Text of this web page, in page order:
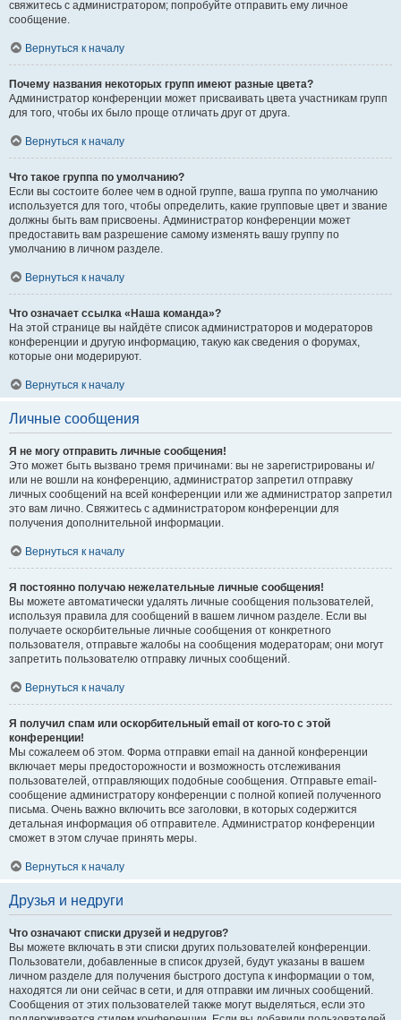
свяжитесь с администратором; попробуйте отправить ему личное
сообщение.
Вернуться к началу
Почему названия некоторых групп имеют разные цвета?
Администратор конференции может присваивать цвета участникам групп
для того, чтобы их было проще отличать друг от друга.
Вернуться к началу
Что такое группа по умолчанию?
Если вы состоите более чем в одной группе, ваша группа по умолчанию
используется для того, чтобы определить, какие групповые цвет и звание
должны быть вам присвоены. Администратор конференции может
предоставить вам разрешение самому изменять вашу группу по
умолчанию в личном разделе.
Вернуться к началу
Что означает ссылка «Наша команда»?
На этой странице вы найдёте список администраторов и модераторов
конференции и другую информацию, такую как сведения о форумах,
которые они модерируют.
Вернуться к началу
Личные сообщения
Я не могу отправить личные сообщения!
Это может быть вызвано тремя причинами: вы не зарегистрированы и/
или не вошли на конференцию, администратор запретил отправку
личных сообщений на всей конференции или же администратор запретил
это вам лично. Свяжитесь с администратором конференции для
получения дополнительной информации.
Вернуться к началу
Я постоянно получаю нежелательные личные сообщения!
Вы можете автоматически удалять личные сообщения пользователей,
используя правила для сообщений в вашем личном разделе. Если вы
получаете оскорбительные личные сообщения от конкретного
пользователя, отправьте жалобы на сообщения модераторам; они могут
запретить пользователю отправку личных сообщений.
Вернуться к началу
Я получил спам или оскорбительный email от кого-то с этой
конференции!
Мы сожалеем об этом. Форма отправки email на данной конференции
включает меры предосторожности и возможность отслеживания
пользователей, отправляющих подобные сообщения. Отправьте email-
сообщение администратору конференции с полной копией полученного
письма. Очень важно включить все заголовки, в которых содержится
детальная информация об отправителе. Администратор конференции
сможет в этом случае принять меры.
Вернуться к началу
Друзья и недруги
Что означают списки друзей и недругов?
Вы можете включать в эти списки других пользователей конференции.
Пользователи, добавленные в список друзей, будут указаны в вашем
личном разделе для получения быстрого доступа к информации о том,
находятся ли они сейчас в сети, и для отправки им личных сообщений.
Сообщения от этих пользователей также могут выделяться, если это